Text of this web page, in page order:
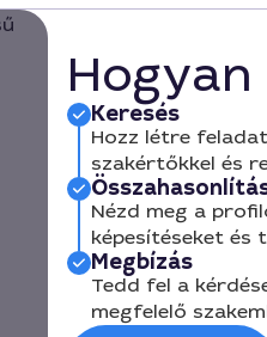
Keresés
Hozz létre
szakértőkkel és
Nézd meg a
képesítéseket és
Megbízás
Tedd fel a
megfelelő